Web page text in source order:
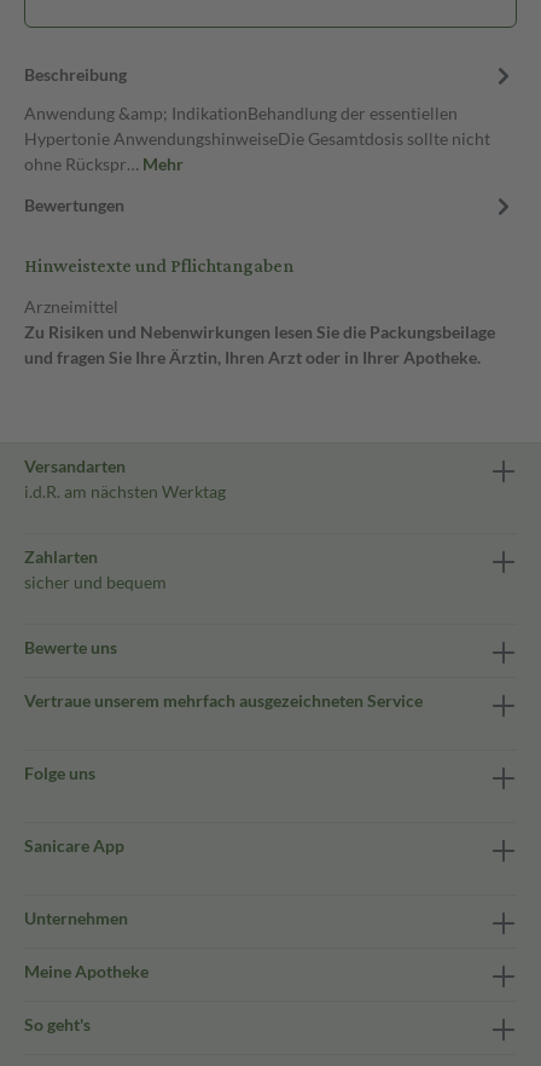
Beschreibung
Anwendung &amp; IndikationBehandlung der essentiellen
Hypertonie AnwendungshinweiseDie Gesamtdosis sollte nicht
ohne Rückspr… Mehr
Bewertungen
Hinweistexte und Pflichtangaben
Arzneimittel
Zu Risiken und Nebenwirkungen lesen Sie die Packungsbeilage
und fragen Sie Ihre Ärztin, Ihren Arzt oder in Ihrer Apotheke.
Versandarten
i.d.R. am nächsten Werktag
Zahlarten
sicher und bequem
Bewerte uns
Vertraue unserem mehrfach ausgezeichneten Service
Folge uns
Sanicare App
Unternehmen
Meine Apotheke
So geht's